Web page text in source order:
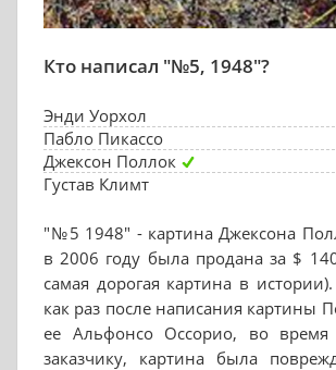
Кто написал "№5, 1948"?
Энди Уорхол
Пабло Пикассо
Джексон Поллок
Густав Климт
"№5 1948" - картина Джексона
в 2006 году была продана за $
самая дорогая картина в
как раз после написания картины
ее Альфонсо Оссорио, во время
заказчику, картина была